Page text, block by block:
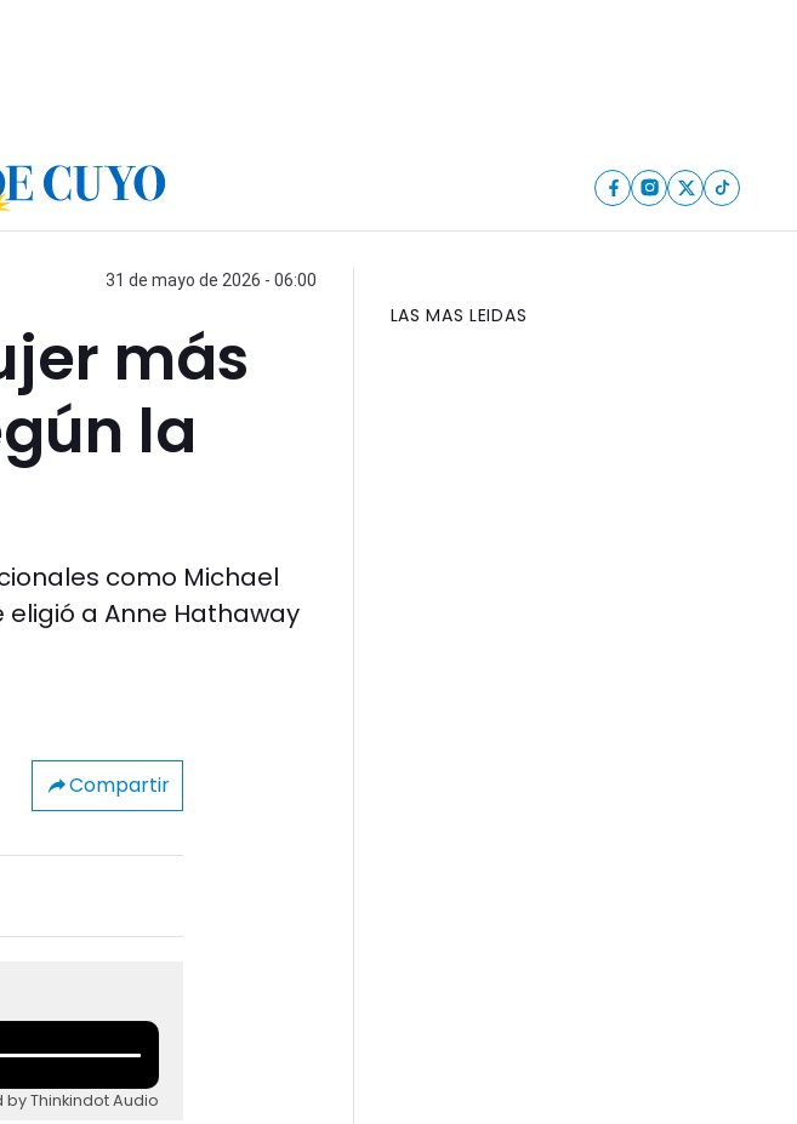
31 de mayo de 2026 - 06:00
más
la
como Michael
eligió a Anne Hathaway
Compartir
by Thinkindot Audio
LAS MAS LEIDAS